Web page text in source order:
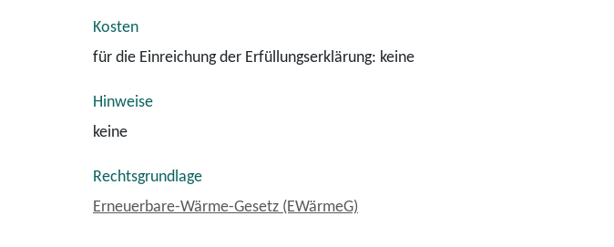
Kosten
für die Einreichung der Erfüllungserklärung: keine
Hinweise
keine
Rechtsgrundlage
Erneuerbare-Wärme-Gesetz (EWärmeG)